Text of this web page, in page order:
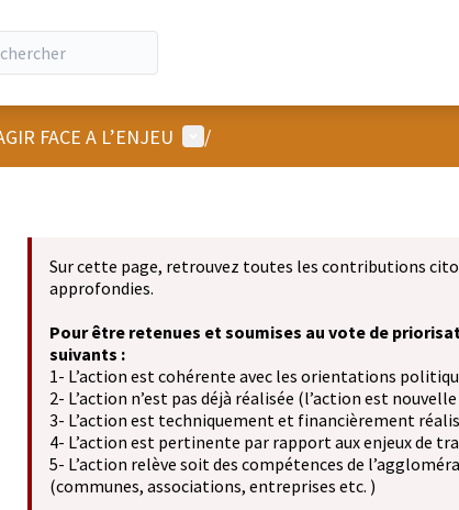
FACE A L’ENJEU Menu utilisateur
/
Sur cette page, retrouvez toutes les contributions
approfondies.
Pour être retenues et soumises au vote de
suivants :
1- L’action est cohérente avec les orientations
2- L’action n’est pas déjà réalisée (l’action est
3- L’action est techniquement et financièrement
4- L’action est pertinente par rapport aux enjeux de
5- L’action relève soit des compétences de
(communes, associations, entreprises etc. )